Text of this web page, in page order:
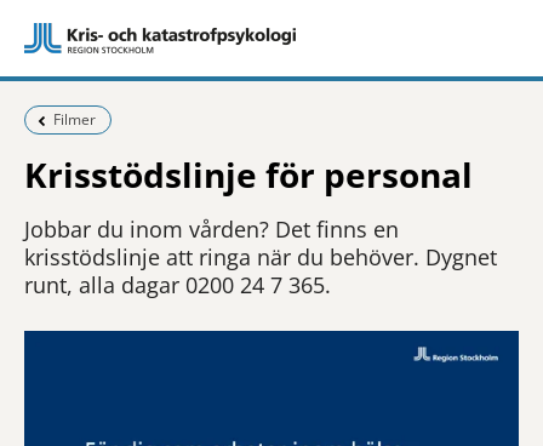
Föregående sida:
Filmer
Krisstödslinje för personal
Jobbar du inom vården? Det finns en
krisstödslinje att ringa när du behöver. Dygnet
runt, alla dagar 0200 24 7 365.